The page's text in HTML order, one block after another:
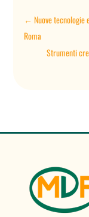
←Nuove
Roma
Strumenti